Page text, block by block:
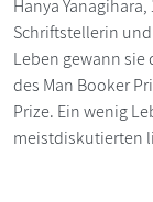
Hanya
Schriftstellerin
Leben gewann
des Man Booker
Prize. Ein wenig
meistdiskutierten